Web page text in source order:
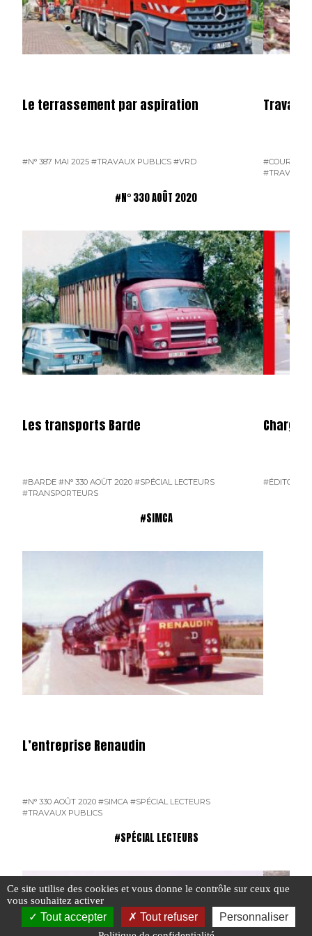
Le terrassement par aspiration
#N° 387 MAI 2025 #TRAVAUX PUBLICS #VRD
#COURRIER
#TRAVAUX
#N° 330 AOÛT 2020
Les transports Barde
#BARDE #N° 330 AOÛT 2020 #SPÉCIAL LECTEURS
#TRANSPORTEURS
Charge
#ÉDITORIAL
#SIMCA
L’entreprise Renaudin
#N° 330 AOÛT 2020 #SIMCA #SPÉCIAL LECTEURS
#TRAVAUX PUBLICS
#SPÉCIAL LECTEURS
Ce site utilise des cookies et vous donne le contrôle sur ceux que
vous souhaitez activer
Tout accepter Tout refuser Personnaliser